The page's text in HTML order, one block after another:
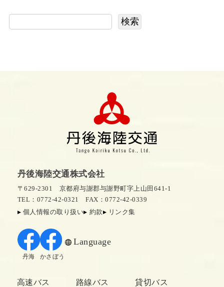
検索
丹後海陸交通株式会社
〒629-2301 京都府与謝郡与謝野町字上山田641-1
TEL：0772-42-0321
FAX：0772-42-0339
個人情報の取り扱い
約款 リンク集
Language
丹海 かさぼう
高速バス 路線バス 貸切バス